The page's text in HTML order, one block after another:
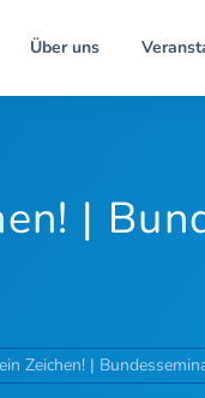
Über uns
|
Zeichen! |